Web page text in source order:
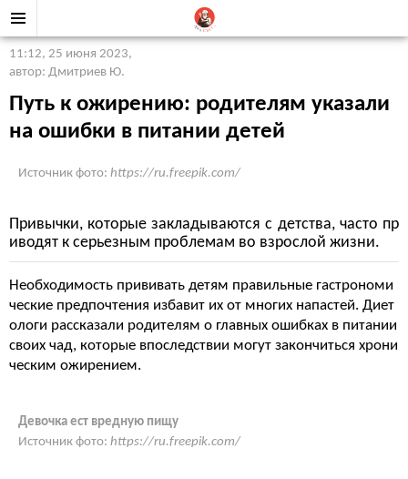
11:12, 25 июня 2023,
автор: Дмитриев Ю.
Путь к ожирению: родителям указали
на ошибки в питании детей
Источник фото: https://ru.freepik.com/
Привычки, которые закладываются с детства, часто пр
иводят к серьезным проблемам во взрослой жизни.
Необходимость прививать детям правильные гастрономи
ческие предпочтения избавит их от многих напастей. Диет
ологи рассказали родителям о главных ошибках в питании
своих чад, которые впоследствии могут закончиться хрони
ческим ожирением.
Девочка ест вредную пищу
Источник фото: https://ru.freepik.com/